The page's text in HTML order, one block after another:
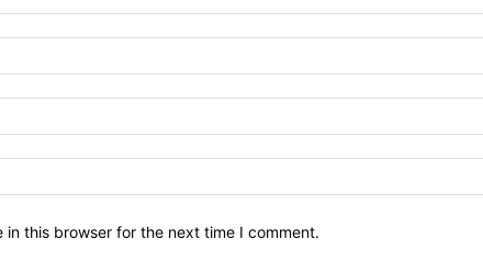
in this browser for the next time I comment.